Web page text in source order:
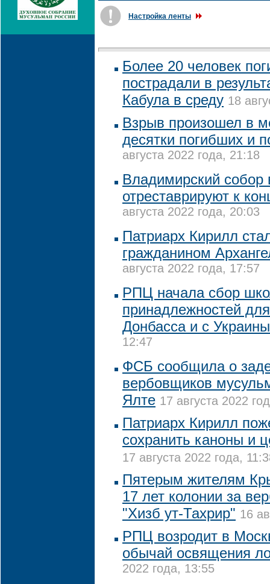
Настройка ленты
Более 20 человек
пострадали в
Кабула в среду 18
Взрыв произошел в
десятки погибших и
августа 2022 года, 21:18
Владимирский собор
отреставрируют к
августа 2022 года, 20:03
Патриарх Кирилл
гражданином
августа 2022 года, 17:57
РПЦ начала сбор
принадлежностей
Донбасса и с Украины
12:47
ФСБ сообщила о
вербовщиков
Ялте 17 августа 2022
Патриарх Кирилл
сохранить каноны и
17 августа 2022 года,
Пятерым жителям
17 лет колонии за
"Хизб ут-Тахрир" 16
РПЦ возродит в
обычай освящения
2022 года, 13:55